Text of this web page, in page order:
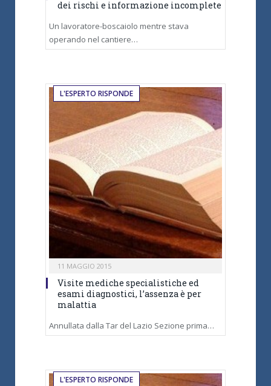
dei rischi e informazione incomplete
Un lavoratore-boscaiolo mentre stava
operando nel cantiere…
L'ESPERTO RISPONDE
11 MAGGIO 2015
Visite mediche specialistiche ed
esami diagnostici, l’assenza è per
malattia
Annullata dalla Tar del Lazio Sezione prima…
L'ESPERTO RISPONDE